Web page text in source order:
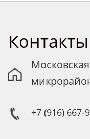
Контакты
+7 (916) 667-